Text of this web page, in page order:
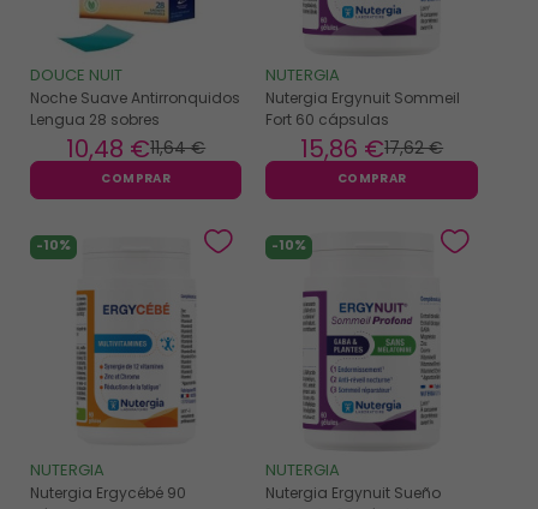
DOUCE NUIT
Noche Suave Antirronquidos
Lengua 28 sobres
11,64 €
10,48 €
COMPRAR
NUTERGIA
Nutergia Ergynuit Sommeil
Fort 60 cápsulas
17,62 €
15,86 €
COMPRAR
-10%
NUTERGIA
Nutergia Ergycébé 90
-10%
NUTERGIA
Nutergia Ergynuit Sueño